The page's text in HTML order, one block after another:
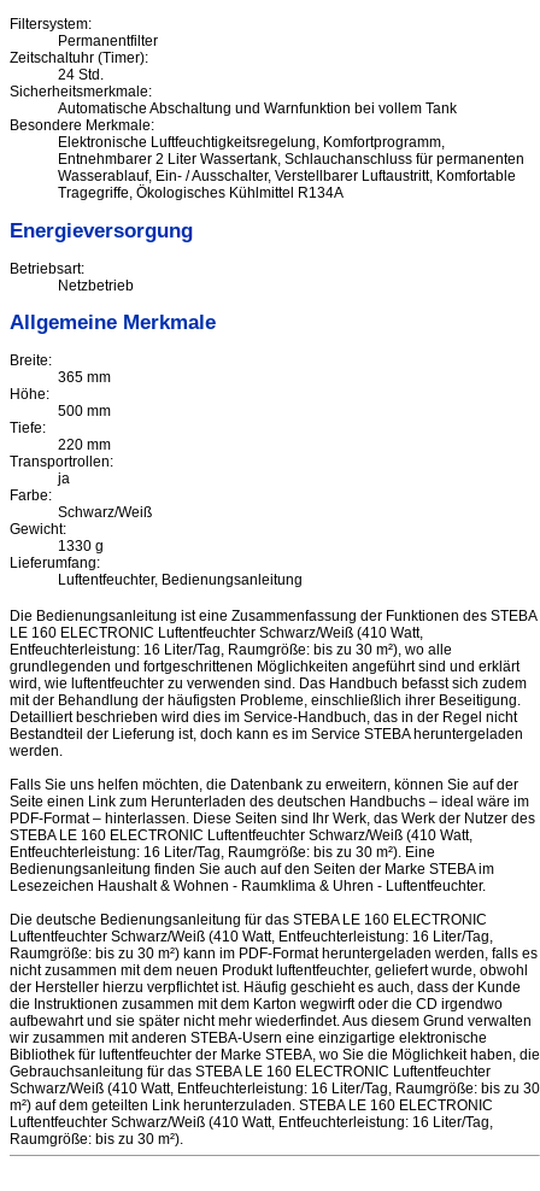
Filtersystem:
Permanentfilter
Zeitschaltuhr (Timer):
24 Std.
Sicherheitsmerkmale:
Automatische Abschaltung und Warnfunktion bei vollem Tank
Besondere Merkmale:
Elektronische Luftfeuchtigkeitsregelung, Komfortprogramm,
Entnehmbarer 2 Liter Wassertank, Schlauchanschluss für permanenten
Wasserablauf, Ein- / Ausschalter, Verstellbarer Luftaustritt, Komfortable
Tragegriffe, Ökologisches Kühlmittel R134A
Energieversorgung
Betriebsart:
Netzbetrieb
Allgemeine Merkmale
Breite:
365 mm
Höhe:
500 mm
Tiefe:
220 mm
Transportrollen:
ja
Farbe:
Schwarz/Weiß
Gewicht:
1330 g
Lieferumfang:
Luftentfeuchter, Bedienungsanleitung
Die Bedienungsanleitung ist eine Zusammenfassung der Funktionen des STEBA
LE 160 ELECTRONIC Luftentfeuchter Schwarz/Weiß (410 Watt,
Entfeuchterleistung: 16 Liter/Tag, Raumgröße: bis zu 30 m²), wo alle
grundlegenden und fortgeschrittenen Möglichkeiten angeführt sind und erklärt
wird, wie luftentfeuchter zu verwenden sind. Das Handbuch befasst sich zudem
mit der Behandlung der häufigsten Probleme, einschließlich ihrer Beseitigung.
Detailliert beschrieben wird dies im Service-Handbuch, das in der Regel nicht
Bestandteil der Lieferung ist, doch kann es im Service STEBA heruntergeladen
werden.
Falls Sie uns helfen möchten, die Datenbank zu erweitern, können Sie auf der
Seite einen Link zum Herunterladen des deutschen Handbuchs – ideal wäre im
PDF-Format – hinterlassen. Diese Seiten sind Ihr Werk, das Werk der Nutzer des
STEBA LE 160 ELECTRONIC Luftentfeuchter Schwarz/Weiß (410 Watt,
Entfeuchterleistung: 16 Liter/Tag, Raumgröße: bis zu 30 m²). Eine
Bedienungsanleitung finden Sie auch auf den Seiten der Marke STEBA im
Lesezeichen Haushalt & Wohnen - Raumklima & Uhren - Luftentfeuchter.
Die deutsche Bedienungsanleitung für das STEBA LE 160 ELECTRONIC
Luftentfeuchter Schwarz/Weiß (410 Watt, Entfeuchterleistung: 16 Liter/Tag,
Raumgröße: bis zu 30 m²) kann im PDF-Format heruntergeladen werden, falls es
nicht zusammen mit dem neuen Produkt luftentfeuchter, geliefert wurde, obwohl
der Hersteller hierzu verpflichtet ist. Häufig geschieht es auch, dass der Kunde
die Instruktionen zusammen mit dem Karton wegwirft oder die CD irgendwo
aufbewahrt und sie später nicht mehr wiederfindet. Aus diesem Grund verwalten
wir zusammen mit anderen STEBA-Usern eine einzigartige elektronische
Bibliothek für luftentfeuchter der Marke STEBA, wo Sie die Möglichkeit haben, die
Gebrauchsanleitung für das STEBA LE 160 ELECTRONIC Luftentfeuchter
Schwarz/Weiß (410 Watt, Entfeuchterleistung: 16 Liter/Tag, Raumgröße: bis zu 30
m²) auf dem geteilten Link herunterzuladen. STEBA LE 160 ELECTRONIC
Luftentfeuchter Schwarz/Weiß (410 Watt, Entfeuchterleistung: 16 Liter/Tag,
Raumgröße: bis zu 30 m²).